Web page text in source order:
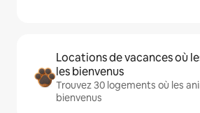
Locations de vacances où
les bienvenus
Trouvez 30 logements où les
bienvenus